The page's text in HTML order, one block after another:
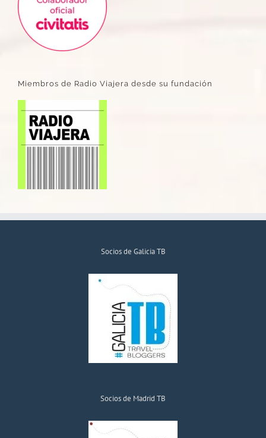
Miembros de Radio Viajera desde su fundación
Socios de Galicia TB
Socios de Madrid TB